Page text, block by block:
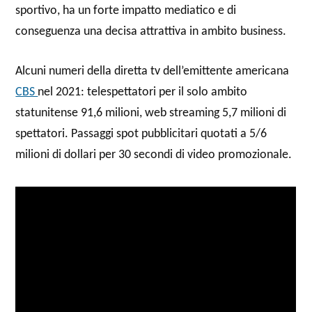
sportivo, ha un forte impatto mediatico e di
conseguenza una decisa attrattiva in ambito business.
Alcuni numeri della diretta tv dell’emittente americana
CBS nel 2021: telespettatori per il solo ambito
statunitense 91,6 milioni, web streaming 5,7 milioni di
spettatori. Passaggi spot pubblicitari quotati a 5/6
milioni di dollari per 30 secondi di video promozionale.